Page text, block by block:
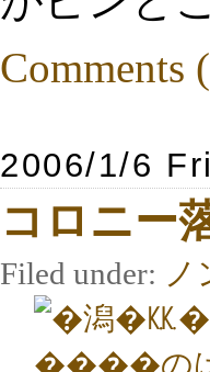
Comments
2006/1/6
コロニー
Filed under: ノ